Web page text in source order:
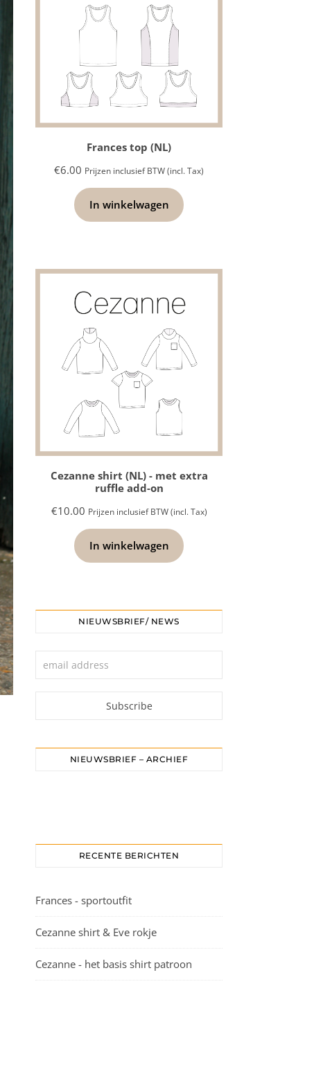
Frances top (NL)
€6.00 Prijzen inclusief BTW (incl. Tax)
In winkelwagen
Cezanne shirt (NL) - met extra
ruffle add-on
€10.00 Prijzen inclusief BTW (incl. Tax)
In winkelwagen
NIEUWSBRIEF/ NEWS
NIEUWSBRIEF – ARCHIEF
RECENTE BERICHTEN
Frances - sportoutfit
Cezanne shirt & Eve rokje
Cezanne - het basis shirt patroon